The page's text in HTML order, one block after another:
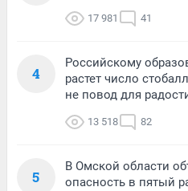
17 981 41
4
Российскому
растет число
не повод для
13 518 82
5
В Омской области
опасность в пятый